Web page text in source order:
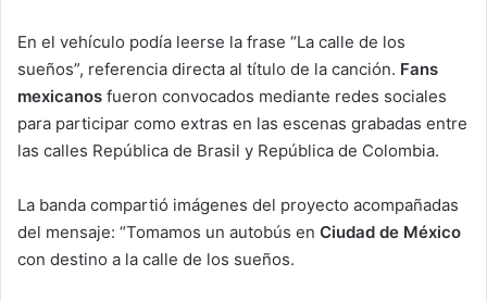
En el vehículo podía leerse la frase “La calle de los
sueños”, referencia directa al título de la canción. Fans
mexicanos fueron convocados mediante redes sociales
para participar como extras en las escenas grabadas entre
las calles República de Brasil y República de Colombia.
La banda compartió imágenes del proyecto acompañadas
del mensaje: “Tomamos un autobús en Ciudad de México
con destino a la calle de los sueños.